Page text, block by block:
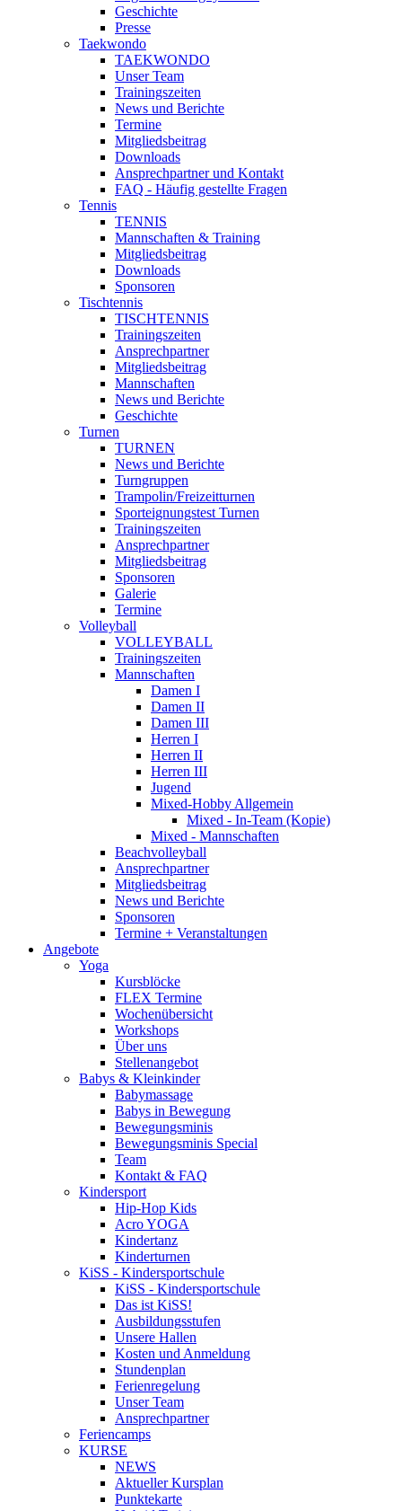
Geschichte
Presse
Taekwondo
TAEKWONDO
Unser Team
Trainingszeiten
News und Berichte
Termine
Mitgliedsbeitrag
Downloads
Ansprechpartner und Kontakt
FAQ - Häufig gestellte Fragen
Tennis
TENNIS
Mannschaften & Training
Mitgliedsbeitrag
Downloads
Sponsoren
Tischtennis
TISCHTENNIS
Trainingszeiten
Ansprechpartner
Mitgliedsbeitrag
Mannschaften
News und Berichte
Geschichte
Turnen
TURNEN
News und Berichte
Turngruppen
Trampolin/Freizeitturnen
Sporteignungstest Turnen
Trainingszeiten
Ansprechpartner
Mitgliedsbeitrag
Sponsoren
Galerie
Termine
Volleyball
VOLLEYBALL
Trainingszeiten
Mannschaften
Damen I
Damen II
Damen III
Herren I
Herren II
Herren III
Jugend
Mixed-Hobby Allgemein
Mixed - In-Team (Kopie)
Mixed - Mannschaften
Beachvolleyball
Ansprechpartner
Mitgliedsbeitrag
News und Berichte
Sponsoren
Termine + Veranstaltungen
Angebote
Yoga
Kursblöcke
FLEX Termine
Wochenübersicht
Workshops
Über uns
Stellenangebot
Babys & Kleinkinder
Babymassage
Babys in Bewegung
Bewegungsminis
Bewegungsminis Special
Team
Kontakt & FAQ
Kindersport
Hip-Hop Kids
Acro YOGA
Kindertanz
Kinderturnen
KiSS - Kindersportschule
KiSS - Kindersportschule
Das ist KiSS!
Ausbildungsstufen
Unsere Hallen
Kosten und Anmeldung
Stundenplan
Ferienregelung
Unser Team
Ansprechpartner
Feriencamps
KURSE
NEWS
Aktueller Kursplan
Punktekarte